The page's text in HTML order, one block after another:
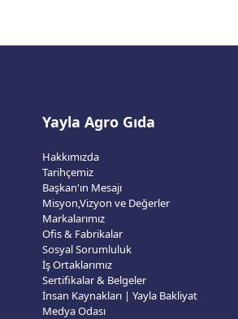
Yayla Agro Gıda
Hakkımızda
Tarihçemiz
Başkan'ın Mesajı
Misyon,Vizyon ve Değerler
Markalarımız
Ofis & Fabrikalar
Sosyal Sorumluluk
İş Ortaklarımız
Sertifikalar & Belgeler
İnsan Kaynakları | Yayla Bakliyat
Medya Odası